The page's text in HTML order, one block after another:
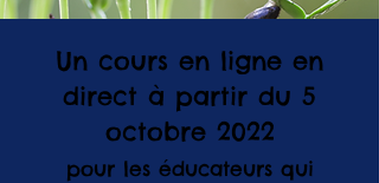
Un cours en ligne en
direct à partir du 5
octobre 2022
pour les éducateurs qui